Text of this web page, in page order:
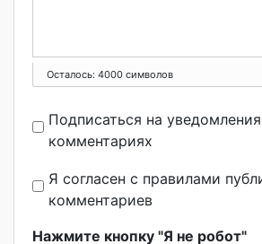
Осталось: 4000 символов
Подписаться на
комментариях
Я согласен с правилами
комментариев
Нажмите кнопку "Я не робот"